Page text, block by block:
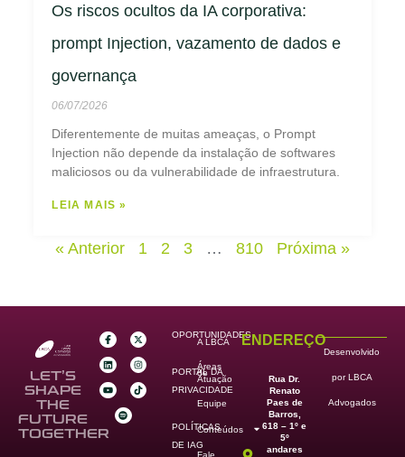
Os riscos ocultos da IA corporativa:
prompt Injection, vazamento de dados e
governança
06/07/2026
Diferentemente de muitas ameaças, o Prompt
Injection não depende da instalação de softwares
maliciosos ou da vulnerabilidade de infraestrutura.
LEIA MAIS »
« Anterior 1 2 3 … 810 Próxima »
LET’S
SHAPE
THE
FUTURE
TOGETHER
OPORTUNIDADES
PORTAL DA
PRIVACIDADE
POLÍTICAS
DE IAG
A LBCA
Áreas
de
Atuação
Equipe
Conteúdos
ENDEREÇO
Rua Dr.
Renato
Paes de
Barros,
618 – 1º e
5º
andares
Desenvolvido
por LBCA
Advogados